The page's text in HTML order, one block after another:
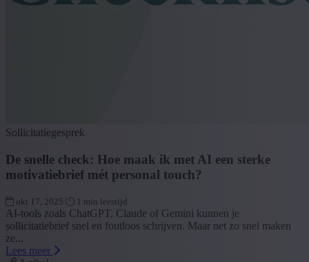
Sollicitatiegesprek
De snelle check: Hoe maak ik met AI een sterke
motivatiebrief mét personal touch?
okt 17, 2025 1 min leestijd
AI-tools zoals ChatGPT, Claude of Gemini kunnen je
sollicitatiebrief snel en foutloos schrijven. Maar net zo snel maken
ze...
Lees meer